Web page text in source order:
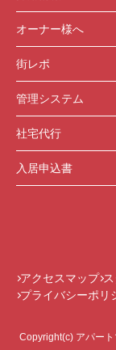
オーナー様へ
街レポ
管理システム
社宅代行
入居申込書
アクセスマップ
プライバシーポリ
Copyright(c) アパー